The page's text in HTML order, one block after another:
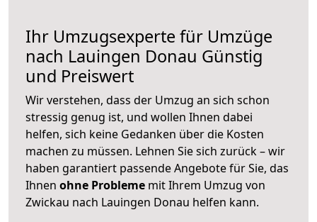
Ihr Umzugsexperte für Umzüge
nach Lauingen Donau Günstig
und Preiswert
Wir verstehen, dass der Umzug an sich schon
stressig genug ist, und wollen Ihnen dabei
helfen, sich keine Gedanken über die Kosten
machen zu müssen. Lehnen Sie sich zurück – wir
haben garantiert passende Angebote für Sie, das
Ihnen ohne Probleme mit Ihrem Umzug von
Zwickau nach Lauingen Donau helfen kann.